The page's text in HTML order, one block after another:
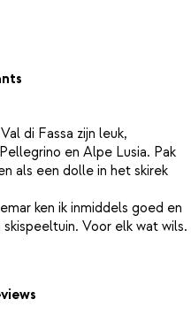
di Fassa zijn leuk,
en Alpe Lusia. Pak
als een dolle in het skirek
ken ik inmiddels goed en
Voor elk wat wils.